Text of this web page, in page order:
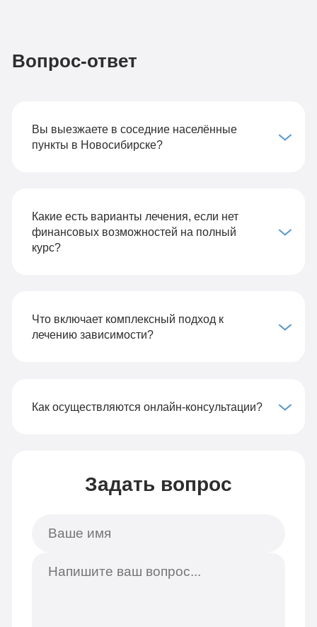
Вопрос-ответ
Вы выезжаете в соседние населённые
пункты в Новосибирске?
Какие есть варианты лечения, если нет
финансовых возможностей на полный
курс?
Что включает комплексный подход к
лечению зависимости?
Как осуществляются онлайн-консультации?
Задать вопрос